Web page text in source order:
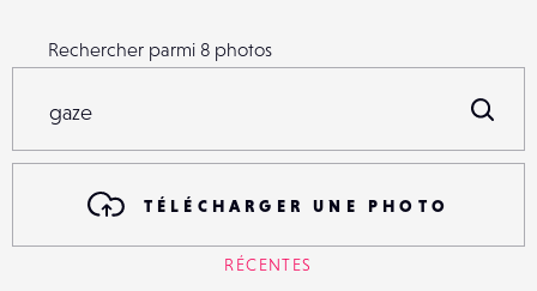
Rechercher parmi 8 photos
TÉLÉCHARGER UNE PHOTO
RÉCENTES